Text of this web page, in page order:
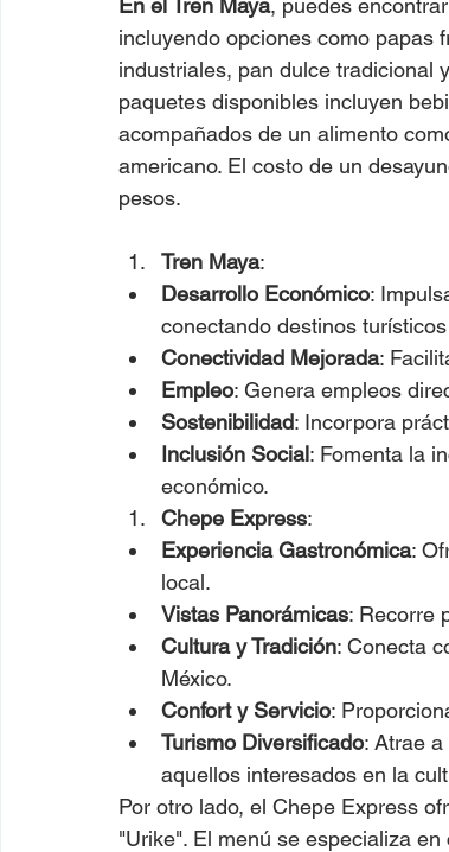
incluyendo opciones como papas
industriales, pan dulce tradicional
paquetes disponibles incluyen
acompañados de un alimento
americano. El costo de un
pesos.
Tren Maya:
Desarrollo Económico:
conectando destinos
Conectividad Mejorada:
Empleo: Genera empleos
Sostenibilidad: Incorpora
Inclusión Social: Fomenta la
económico.
Chepe Express:
Experiencia Gastronómica:
local.
Vistas Panorámicas: Recorre
Cultura y Tradición: Conecta
México.
Confort y Servicio:
Turismo Diversificado: Atrae
aquellos interesados en la
Por otro lado, el Chepe Express
"Urike". El menú se especializa